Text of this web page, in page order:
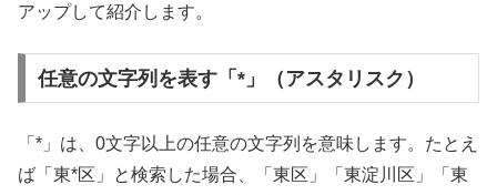
アップして紹介します。
任意の文字列を表す「*」（アスタリスク）
「*」は、0文字以上の任意の文字列を意味します。たとえ
ば「東*区」と検索した場合、「東区」「東淀川区」「東